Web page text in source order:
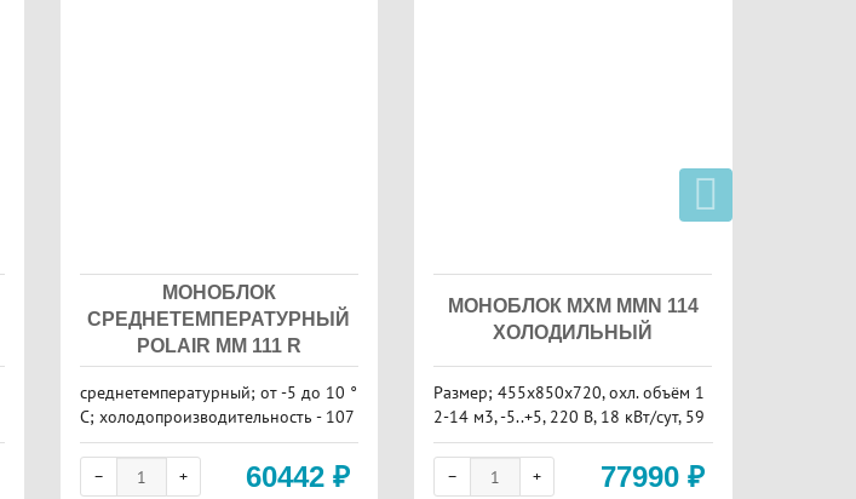
МОНОБЛОК
СРЕДНЕТЕМПЕРАТУРНЫЙ
POLAIR MM 111 R
среднетемпературный; от -5 до 10 °
C; холодопроизводительность - 107
0 Вт; от 3.6 до 10.3 м​3
60442₽
МОНОБЛОК МХМ MMN 114
ХОЛОДИЛЬНЫЙ
Размер; 455х850х720, охл. объём 1
2-14 м3, -5..+5, 220 В, 18 кВт/сут, 59
кг
77990 ₽